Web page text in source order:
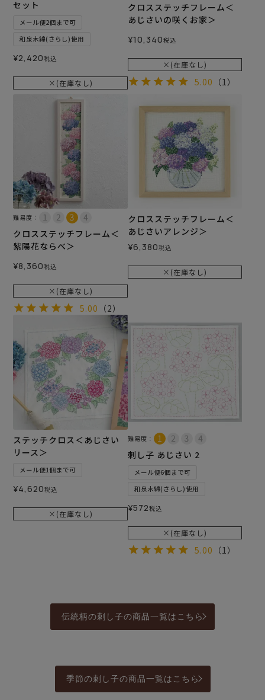
セット
メール便2個まで可
和泉木綿(さらし)使用
¥2,420税込
×(在庫なし)
クロスステッチフレーム＜
あじさいの咲くお家＞
¥10,340税込
×(在庫なし)
5.00 （1）
難易度：
クロスステッチフレーム＜
紫陽花ならべ＞
¥8,360税込
×(在庫なし)
5.00 （2）
クロスステッチフレーム＜
あじさいアレンジ＞
¥6,380税込
×(在庫なし)
ステッチクロス＜あじさい
リース＞
メール便1個まで可
¥4,620税込
×(在庫なし)
難易度：
刺し子 あじさい 2
メール便6個まで可
和泉木綿(さらし)使用
¥572税込
×(在庫なし)
5.00 （1）
伝統柄の刺し子の商品一覧はこちら
季節の刺し子の商品一覧はこちら